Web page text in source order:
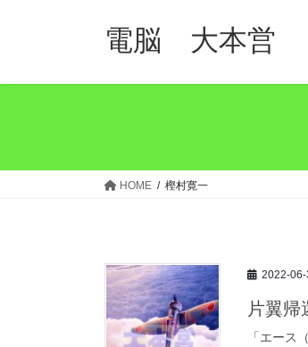
電脳 大本営
HOME 樫村寛一
2022-
片翼帰
「エース